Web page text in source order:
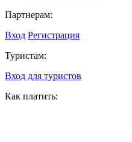
Партнерам:
Вход Регистрация
Туристам:
Вход для туристов
Как платить: